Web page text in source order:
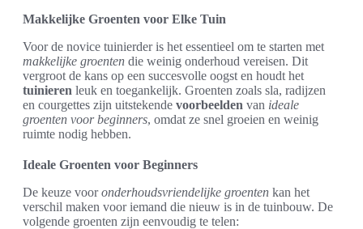
Makkelijke Groenten voor Elke Tuin
Voor de novice tuinierder is het essentieel om te starten met
makkelijke groenten die weinig onderhoud vereisen. Dit
vergroot de kans op een succesvolle oogst en houdt het
tuinieren leuk en toegankelijk. Groenten zoals sla, radijzen
en courgettes zijn uitstekende voorbeelden van ideale
groenten voor beginners, omdat ze snel groeien en weinig
ruimte nodig hebben.
Ideale Groenten voor Beginners
De keuze vooronderhoudsvriendelijke groenten kan het
verschil maken voor iemand die nieuw is in de tuinbouw. De
volgende groenten zijn eenvoudig te telen: